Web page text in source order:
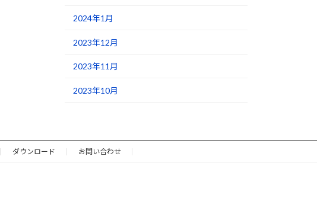
2024年1月
2023年12月
2023年11月
2023年10月
ダウンロード お問い合わせ